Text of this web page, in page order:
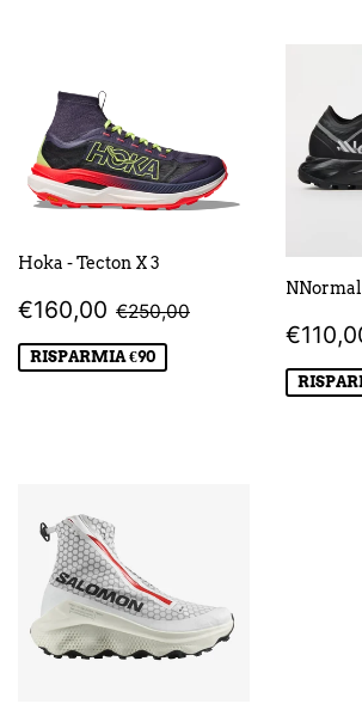
Hoka - Tecton X 3
PREZZO
SCONTATO
€160,00 €160,00
PREZZO DI LISTINO
€250,00
RISPARMIA €90